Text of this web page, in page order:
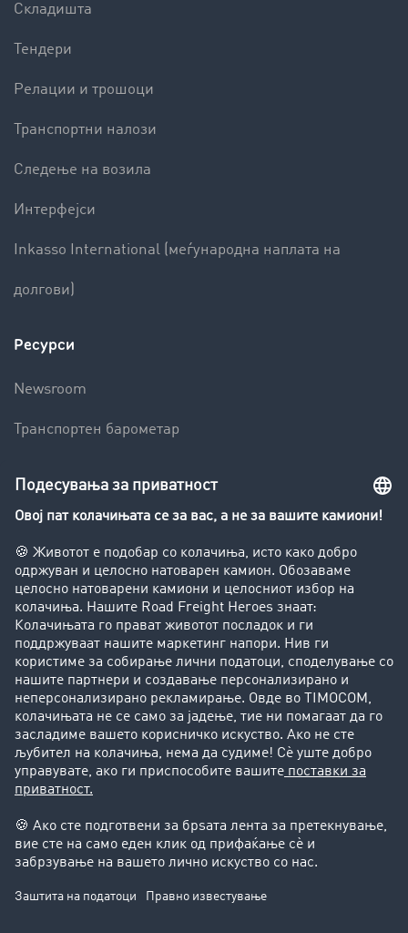
Складишта
Тендери
Релации и трошоци
Транспортни налози
Следење на возила
Интерфејси
Inkasso International (меѓународна наплата на
долгови)
Ресурси
Newsroom
Транспортен барометар
Увид во транспортната берза
Забрани за возење на камиони
Фирма
Преку клиенти до нови клиенти
Успешни приказни
Поддршка
Поддршка
Правни прашања
Импресум
Општи услови на работење